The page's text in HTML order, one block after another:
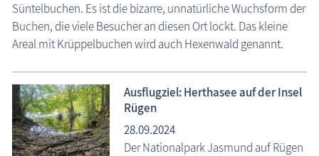
Süntelbuchen. Es ist die bizarre, unnatürliche Wuchsform der
Buchen, die viele Besucher an diesen Ort lockt. Das kleine
Areal mit Krüppelbuchen wird auch Hexenwald genannt.
Ausflugziel: Herthasee auf der Insel
Rügen
28.09.2024
Der Nationalpark Jasmund auf Rügen